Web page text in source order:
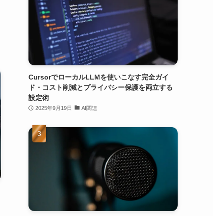
CursorでローカルLLMを使いこなす完全ガイ
ド・コスト削減とプライバシー保護を両立する
設定術
2025年9月19日 AI関連